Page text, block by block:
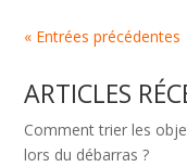
« Entrées précédentes
ARTICLES
Comment trier les
lors du débarras ?